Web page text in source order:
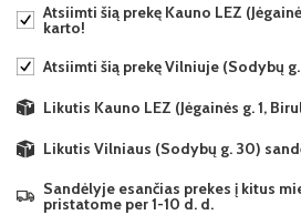
Atsiimti šią prekę Kauno LEZ
karto!
Atsiimti šią prekę Vilniuje (Sodybų
Likutis Kauno LEZ (Jėgainės g. 1,
Likutis Vilniaus (Sodybų g. 30)
Sandėlyje esančias prekes į kitus
pristatome per 1-10 d. d.